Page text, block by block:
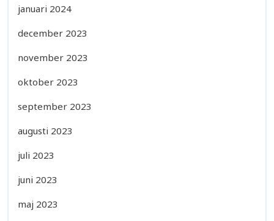
januari 2024
december 2023
november 2023
oktober 2023
september 2023
augusti 2023
juli 2023
juni 2023
maj 2023